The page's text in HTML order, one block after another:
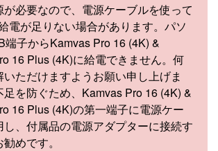
必要なので、電源ケーブルを使って
電が足りない場合があります。パソ
端子からKamvas Pro 16 (4K) &
16 Plus (4K)に給電できません。何
ただけますようお願い申し上げま
を防ぐため、Kamvas Pro 16 (4K) &
16 Plus (4K)の第一端子に電源ケー
し、付属品の電源アダプターに接続す
めです。